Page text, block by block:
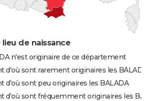
lieu de naissance
n'est originaire de ce département
d'où sont rarement originaires les
d'où sont peu originaires les BALADA
d'où sont fréquemment originaires les